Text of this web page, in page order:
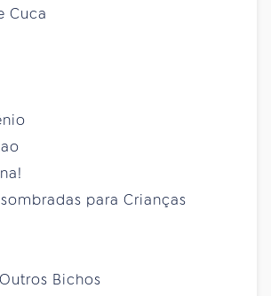
Cuca
para Crianças
Bichos